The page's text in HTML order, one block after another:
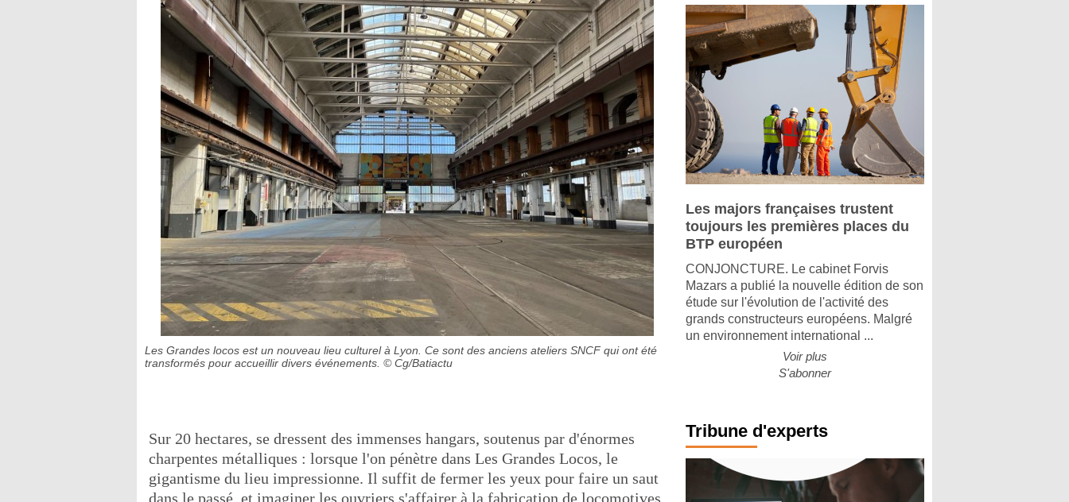
Les Grandes locos est un nouveau lieu culturel à Lyon. Ce sont des anciens ateliers SNCF qui ont été
transformés pour accueillir divers événements. © Cg/Batiactu
Sur 20 hectares, se dressent des immenses hangars, soutenus par d'énormes
charpentes métalliques : lorsque l'on pénètre dans Les Grandes Locos, le
gigantisme du lieu impressionne. Il suffit de fermer les yeux pour faire un saut
dans le passé, et imaginer les ouvriers s'affairer à la fabrication de locomotives,
Les majors françaises trustent
toujours les premières places du
BTP européen
CONJONCTURE. Le cabinet Forvis
Mazars a publié la nouvelle édition de son
étude sur l'évolution de l'activité des
grands constructeurs européens. Malgré
un environnement international ...
Voir plus
S'abonner
Tribune d'experts